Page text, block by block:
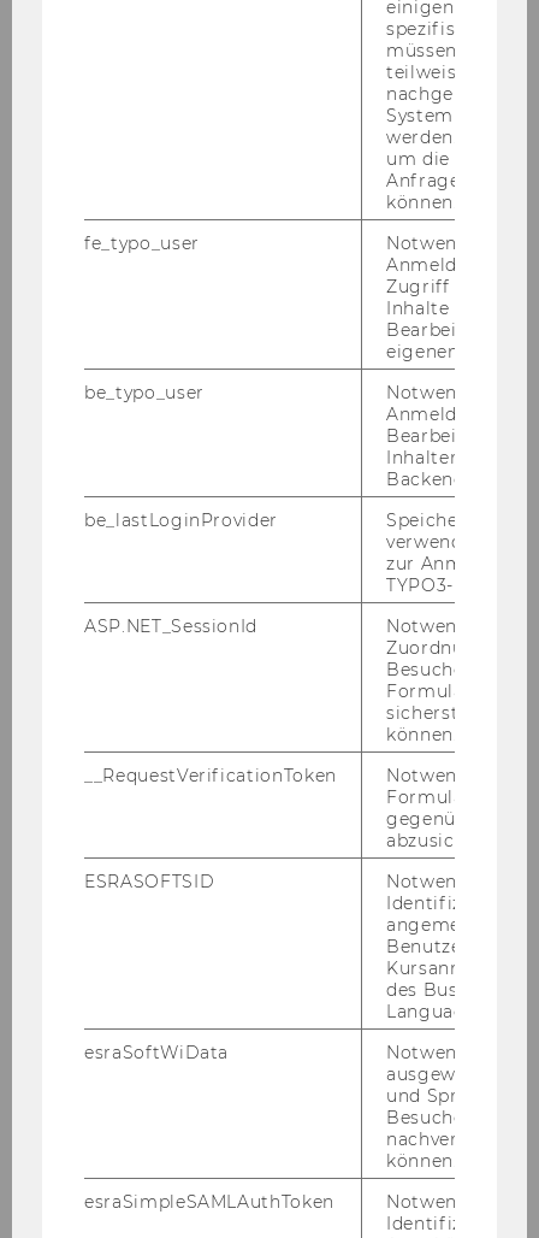
Podiumsdiskussion "Die Praxis der
Steuerberatung - ein Berufsbild in
Seminar "Aktuelle Entwicklungen des
Europäischen Steuerrechts 20.11.2006"
Bescheiden"
Tax Talk mit MR Dr. Rainer, November 2006
Verleihung des "Talenta 2006"-Awards an
Prof. Lang als Gastprofessor an der Peking
University (PKU) im November 2006
Mössner in Osnabrück
einigen WU-
spezifischen
müssen
teilweise von
nachgelagerten
System
werden.
um die Antwort
Anfrage
können.
fe_typo_user
Notwendig für
Anmeldung und
Zugriff auf
Inhalte oder zur
Bearbeitung des
eigenen Profils.
be_typo_user
Notwendig für
Anmeldung und
Bearbeitung von
Inhalten im
Backend.
be_lastLoginProvider
Speichert die
verwendete
zur Anmeldung
TYPO3-Backend.
ASP.NET_SessionId
Notwendig, um
Zuordnung von
Besucher zu
sicherstellen zu
können.
__RequestVerificationToken
Notwendig, um
gegenüber
abzusichern.
ESRASOFTSID
Notwendig zur
Identifizierung
angemeldeten
Benutzers im
des Business
Language
esraSoftWiData
Notwendig um
ausgewählte
und
Besuchers
nachverfolgen
können.
esraSimpleSAMLAuthToken
Notwendig zur
Identifizierung